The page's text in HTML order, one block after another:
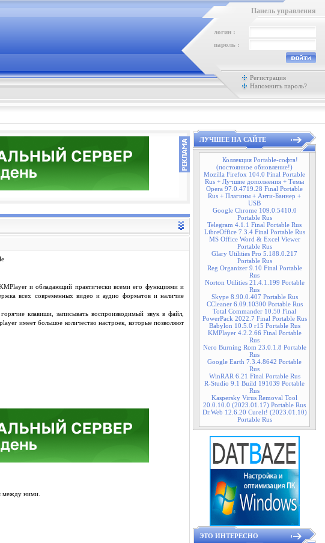
Панель управления
логин :
пароль :
Регистрация
Напомнить пароль?
и обладающий практически всеми его функциями и
всех современных видео и аудио форматов и наличие
клавиши, записывать воспроизводимый звук в файл,
имеет большое количество настроек, которые позволяют
между ними.
ЛУЧШЕЕ НА САЙТЕ
Коллекция Portable-софта!
(постоянное обновление!)
Mozilla Firefox 104.0 Final Portable
Rus + Лучшие дополнения + Темы
Opera 97.0.4719.28 Final Portable
Rus + Плагины + Анти-Баннер +
USB
Google Chrome 109.0.5410.0
Portable Rus
Telegram 4.1.1 Final Portable Rus
LibreOffice 7.3.4 Final Portable Rus
MS Office Word & Excel Viewer
Portable Rus
Glary Utilities Pro 5.188.0.217
Portable Rus
Reg Organizer 9.10 Final Portable
Rus
Norton Utilities 21.4.1.199 Portable
Rus
Skype 8.90.0.407 Portable Rus
CCleaner 6.09.10300 Portable Rus
Total Commander 10.50 Final
PowerPack 2022.7 Final Portable Rus
Babylon 10.5.0 r15 Portable Rus
KMPlayer 4.2.2.66 Final Portable
Rus
Nero Burning Rom 23.0.1.8 Portable
Rus
Google Earth 7.3.4.8642 Portable
Rus
WinRAR 6.21 Final Portable Rus
R-Studio 9.1 Build 191039 Portable
Rus
Kaspersky Virus Removal Tool
20.0.10.0 (2023.01.17) Portable Rus
Dr.Web 12.6.20 CureIt! (2023.01.10)
Portable Rus
ЭТО ИНТЕРЕСНО